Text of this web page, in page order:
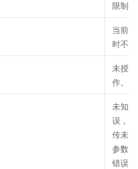
限制
当前
时不
未授
作。
未知
误，
传未
参数
错误。